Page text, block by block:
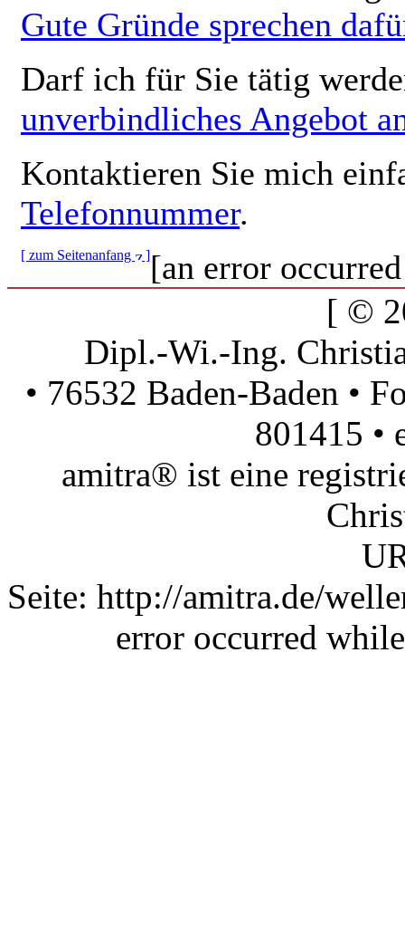
Gute Gründe sprechen
Darf ich für Sie tätig
unverbindliches Angebot
Kontaktieren Sie mich
Telefonnummer.
[an error
[ zum Seitenanfang ]
[ ©
Dipl.-Wi.-Ing.
• 76532 Baden-Baden •
801415 •
amitra® ist eine
Seite: http://amitra.de/
error occurred